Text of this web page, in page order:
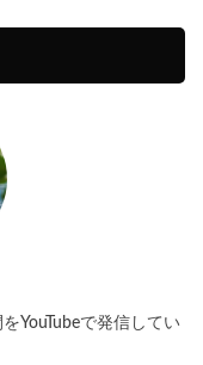
YouTubeで発信してい